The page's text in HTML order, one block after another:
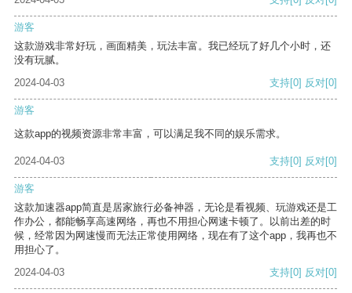
游客
这款游戏非常好玩，画面精美，玩法丰富。我已经玩了好几个小时，还
没有玩腻。
2024-04-03
支持[0] 反对[0]
游客
这款app的视频资源非常丰富，可以满足我不同的娱乐需求。
2024-04-03 支持[0] 反对[0]
游客
这款加速器app简直是居家旅行必备神器，无论是看视频、玩游戏还是工
作办公，都能畅享高速网络，再也不用担心网速卡顿了。以前出差的时
候，经常因为网速慢而无法正常使用网络，现在有了这个app，我再也不
用担心了。
2024-04-03
支持[0] 反对[0]